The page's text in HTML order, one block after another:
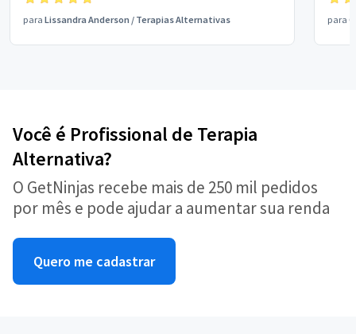
pois minha experiência em seus atendimentos é
excelente.
para Lissandra Anderson / Terapias Alternativas para
Você é Profissional de Terapia
Alternativa?
O GetNinjas recebe mais de 250 mil pedidos
por mês e pode ajudar a aumentar sua renda
Quero me cadastrar